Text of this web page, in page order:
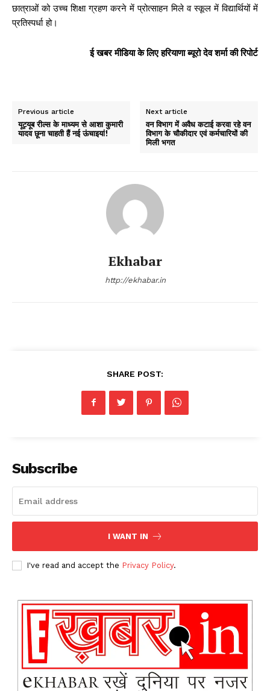
छात्राओं को उच्च शिक्षा ग्रहण करने में प्रोत्साहन मिले व स्कूल में वि‌द्यार्थियों में
प्रतिस्पर्धा हो।
ई खबर मीडिया के लिए हरियाणा ब्यूरो देव शर्मा की रिपोर्ट
Previous article
यूट्यूब रील्स के माध्यम से आशा कुमारी
यादव छूना चाहती हैं नई ऊंचाइयां!
Next article
वन विभाग में अवैध कटाई करवा रहे वन
विभाग के चौकीदार एवं कर्मचारियों की
मिली भगत
Ekhabar
http://ekhabar.in
SHARE POST:
Subscribe
I WANT IN
I've read and accept the Privacy Policy.